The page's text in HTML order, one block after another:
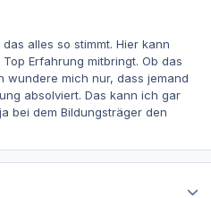
alles so stimmt. Hier kann
Erfahrung mitbringt. Ob das
wundere mich nur, dass jemand
absolviert. Das kann ich gar
bei dem Bildungsträger den